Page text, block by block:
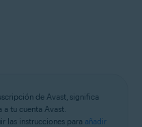
de Avast, significa
tu cuenta Avast.
las instrucciones para añadir